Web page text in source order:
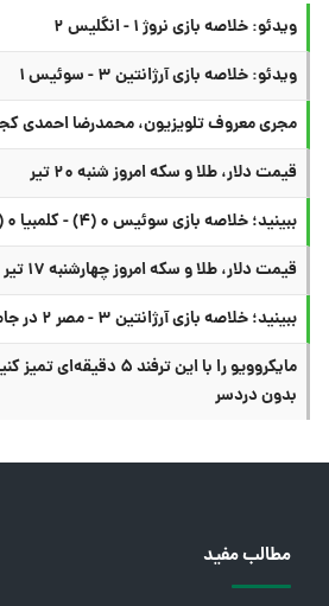
ویدئو: خلاصه بازی نروژ ۱ - انگلیس ۲
ویدئو: خلاصه بازی آرژانتین ۳ - سوئیس ۱
مجری معروف تلویزیون، محمدرضا احمدی
قیمت دلار، طلا و سکه امروز شنبه ۲۰ تیر
ببینید؛ خلاصه بازی سوئیس ۰ (۴) - کلمبیا ۰ (۳) در جام جهانی
قیمت دلار، طلا و سکه امروز چهارشنبه ۱۷ تیر ۱۴۰۵
ببینید؛ خلاصه بازی آرژانتین ۳ - مصر ۲ در جام جهانی
مایکروویو را با این ترفند
بدون دردسر
مطالب مفید